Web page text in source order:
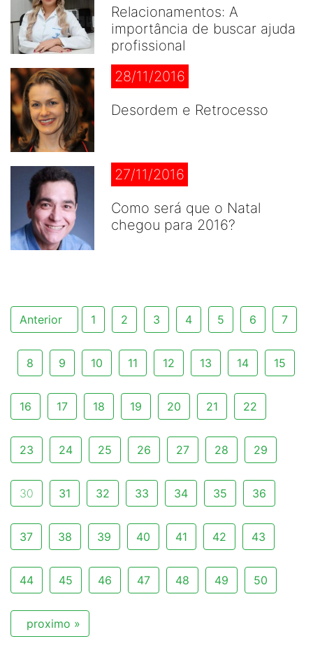
Relacionamentos: A
importância de buscar ajuda
profissional
28/11/2016
Desordem e Retrocesso
27/11/2016
Como será que o Natal
chegou para 2016?
Anterior 1 2 3 4 5 6 7
8 9 10 11 12 13 14 15
16 17 18 19 20 21 22
23 24 25 26 27 28 29
30 31 32 33 34 35 36
37 38 39 40 41 42 43
44 45 46 47 48 49 50
proximo »